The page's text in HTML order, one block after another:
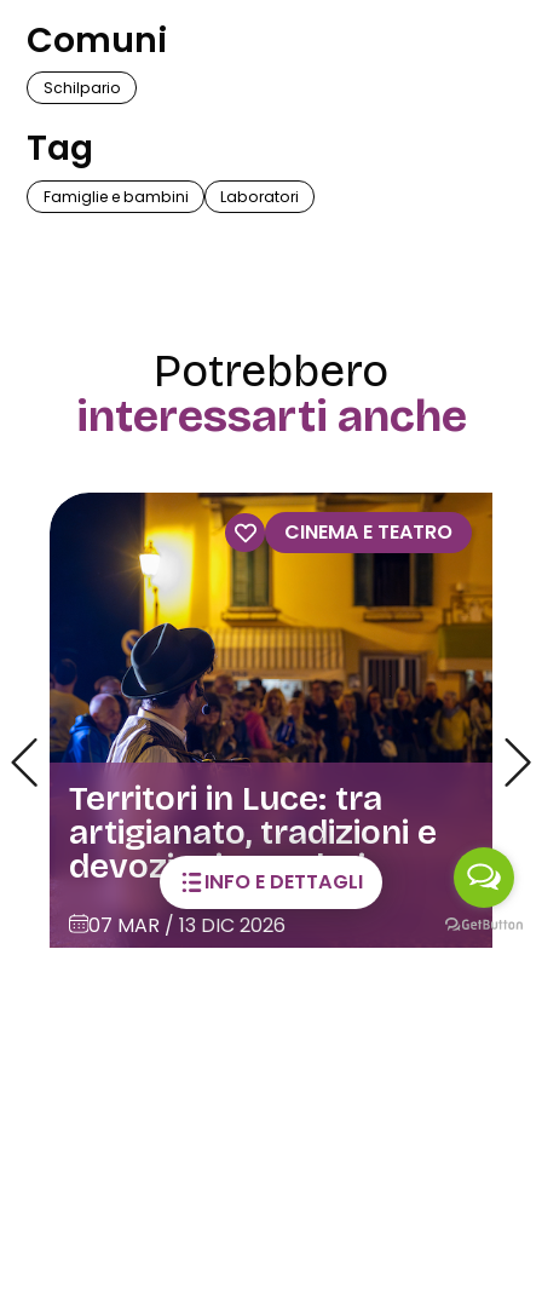
INFO E DETTAGLI
Comuni
Schilpario
Tag
Famiglie e bambini Laboratori
Potrebbero
interessarti anche
VISITE GUIDATE
Visite guidate alla Casa
dell’Orfano
02 GIU / 28 DIC 2026